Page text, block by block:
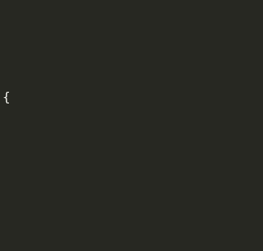
{